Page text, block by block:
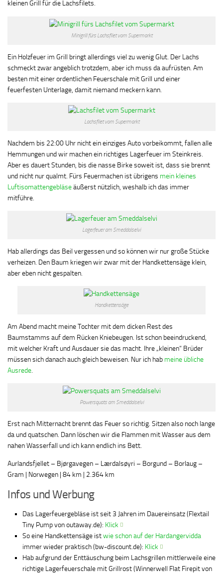
kleinen Grill für die Lachsfilets.
Minigrill fürs Lachsfilet vom Supermarkt
Ein Holzfeuer im Grill bringt allerdings viel zu wenig Glut. Der Lachs
schmeckt zwar angeblich trotzdem, aber ich muss da aufrüsten. Am
besten mit einer ordentlichen Feuerschale mit Grill und einer
feuerfesten Unterlage, damit niemand meckern kann.
Lachsfilet vom Supermarkt
Nachdem bis 22:00 Uhr nicht ein einziges Auto vorbeikommt, fallen alle
Hemmungen und wir machen ein richtiges Lagerfeuer im Steinkreis.
Aber es dauert Stunden, bis die nasse Birke soweit ist, dass sie brennt
und nicht nur qualmt. Fürs Feuermachen ist übrigens mein kleines
Luftisomattengebläseäußerst nützlich, weshalb ich das immer
mitführe.
Lagerfeuer am Smeddalselvi
Hab allerdings das Beil vergessen und so können wir nur große Stücke
verheizen. Den Baum kriegen wir zwar mit der Handkettensäge klein,
aber eben nicht gespalten.
Handkettensäge
Am Abend macht meine Tochter mit dem dicken Rest des
Baumstamms auf dem Rücken Kniebeugen. Ist schon beeindruckend,
mit welcher Kraft und Ausdauer sie das macht. Ihre „kleinen“ Brüder
müssen sich danach auch gleich beweisen. Nur ich hab meine übliche
Ausrede.
Powersquats am Smeddalselvi
Erst nach Mitternacht brennt das Feuer so richtig. Sitzen also noch lange
da und quatschen. Dann löschen wir die Flammen mit Wasser aus dem
nahen Wasserfall und ich kann endlich ins Bett.
Aurlandsfjellet – Bjørgavegen – Lærdalsøyri – Borgund – Borlaug –
Gram | Norwegen | 84 km | 2.364 km
Infos und Werbung
Das Lagerfeuergebläse ist seit 3 Jahren im Dauereinsatz (Flextail
Tiny Pump von outaway.de): Klick
So eine Handkettensäge istwie schon auf der Hardangervidda
immer wieder praktisch (bw-discount.de): Klick
Hab aufgrund der Enttäuschung beim Lachsgrillen mittlerweile eine
richtige Lagerfeuerschale mit Grillrost (Winnerwell Flat Firepit von